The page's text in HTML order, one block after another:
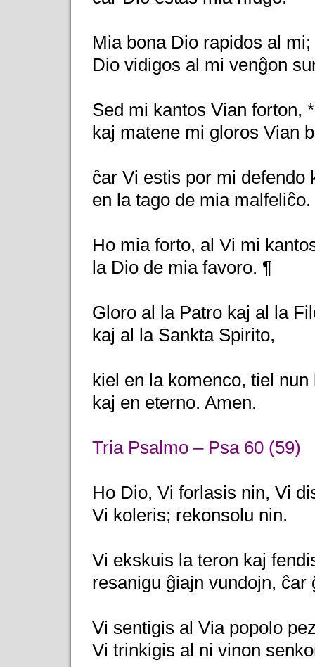
Mia bona Dio rapidos al mi;
Dio vidigos al mi venĝon
Sed mi kantos Vian forton, *
kaj matene mi gloros Vian
ĉar Vi estis por mi defendo
en la tago de mia malfeliĉo.
Ho mia forto, al Vi mi
la Dio de mia favoro. ¶
Gloro al la Patro kaj al la
kaj al la Sankta Spirito,
kiel en la komenco, tiel
kaj en eterno. Amen.
Tria Psalmo – Psa 60 (59)
Ho Dio, Vi forlasis nin, Vi
Vi koleris; rekonsolu nin.
Vi ekskuis la teron kaj
resanigu ĝiajn vundojn, ĉar
Vi sentigis al Via popolo
Vi trinkigis al ni vinon